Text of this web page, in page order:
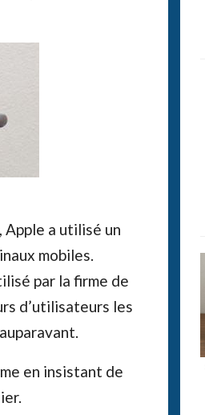
Apple a utilisé un
mobiles.
par la firme de
d’utilisateurs les
en insistant de